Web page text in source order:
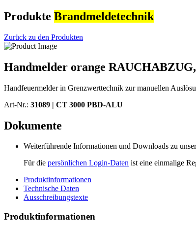
Produkte Brandmeldetechnik
Zurück zu den Produkten
Handmelder orange
Handfeuermelder in Grenzwerttechnik zur manuellen
Art-Nr.: 31089 | CT 3000 PBD-ALU
Dokumente
Weiterführende Informationen und Downloads zu
Für die persönlichen Login-Daten ist eine einmalige
Produktinformationen
Technische Daten
Ausschreibungstexte
Produktinformationen